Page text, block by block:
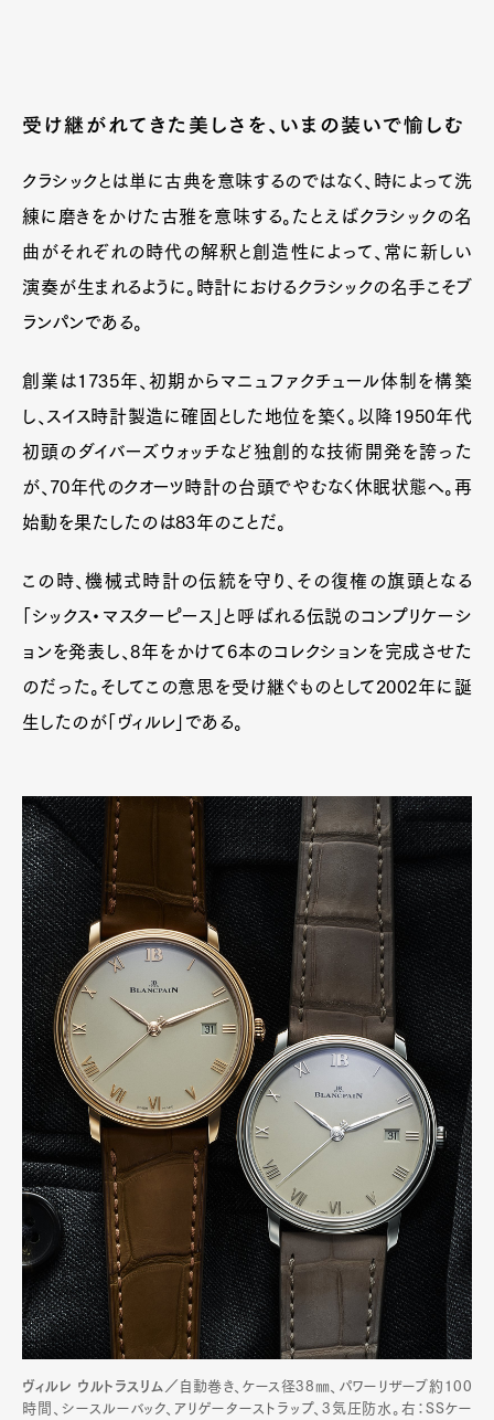
Pen international
受け継がれてきた美しさを、いまの装いで愉しむ
クラシックとは単に古典を意味するのではなく、時によって洗
練に磨きをかけた古雅を意味する。たとえばクラシックの名
曲がそれぞれの時代の解釈と創造性によって、常に新しい
演奏が生まれるように。時計におけるクラシックの名手こそブ
ランパンである。
創業は1735年、初期からマニュファクチュール体制を構築
し、スイス時計製造に確固とした地位を築く。以降1950年代
初頭のダイバーズウォッチなど独創的な技術開発を誇った
が、70年代のクオーツ時計の台頭でやむなく休眠状態へ。再
始動を果たしたのは83年のことだ。
この時、機械式時計の伝統を守り、その復権の旗頭となる
「シックス・マスターピース」と呼ばれる伝説のコンプリケーシ
ョンを発表し、8年をかけて6本のコレクションを完成させた
のだった。そしてこの意思を受け継ぐものとして2002年に誕
生したのが「ヴィルレ」である。
ヴィルレ ウルトラスリム／ 自動巻き、ケース径38㎜、パワーリザーブ約100
時間、シースルーバック、アリゲーターストラップ、3気圧防水。右：SSケー